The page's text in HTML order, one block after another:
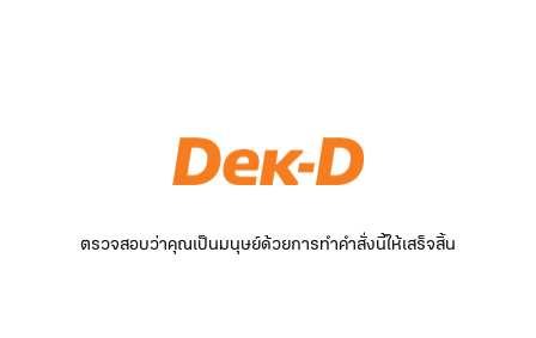
ตรวจสอบว่าคุณเป็นมนุษย์ด้วยการทำคำสั่งนี้ให้เสร็จสิ้น